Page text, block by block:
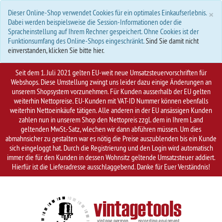
×
Dieser Online-Shop verwendet Cookies für ein optimales Einkaufserlebnis.
Dabei werden beispielsweise die Session-Informationen oder die
Spracheinstellung auf Ihrem Rechner gespeichert. Ohne Cookies ist der
Funktionsumfang des Online-Shops eingeschränkt.Sind Sie damit nicht
einverstanden, klicken Sie bitte hier.
Seit dem 1. Juli 2021 gelten EU-weit neue Umsatzsteuervorschriften für
Webshops. Diese Umstellung zwingt uns leider dazu einige Änderungen an
unserem Shopsystem vorzunehmen. Für Kunden ausserhalb der EU gelten
weiterhin Nettopreise. EU-Kunden mit VAT-ID Nummer können ebenfalls
weiterhin Nettoeinkäufe tätigen. Alle anderen in der EU ansässigen Kunden
zahlen nun in unserem Shop den Nettopreis zzgl. dem in Ihrem Land
geltenden MwSt.-Satz, wlechen wir dann abführen müssen. Um dies
abmahnsicher zu gestalten war es nötig die Preise auszublenden bis ein Kunde
sich eingeloggt hat. Durch die Registrierung und den Login wird automatisch
immer die für den Kunden in dessen Wohnsitz geltende Umsatzsteuer addiert.
Hierfür ist die Lieferadresse ausschlaggebend. Danke für Euer Verständnis!